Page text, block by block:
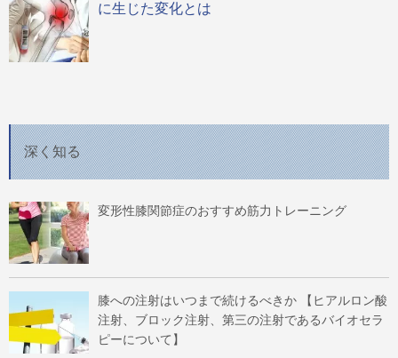
に生じた変化とは
深く知る
変形性膝関節症のおすすめ筋力トレーニング
膝への注射はいつまで続けるべきか 【ヒアルロン酸
注射、ブロック注射、第三の注射であるバイオセラ
ピーについて】